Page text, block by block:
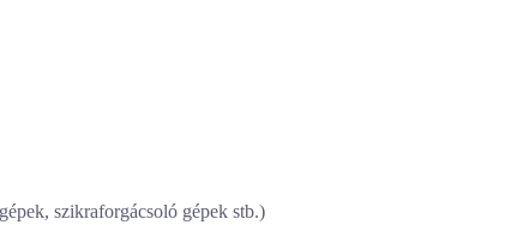
szikraforgácsoló gépek stb.)